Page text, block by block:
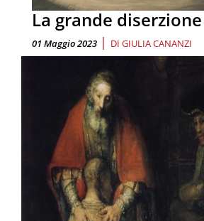
La grande diserzione
01 Maggio 2023 | DI GIULIA CANANZI